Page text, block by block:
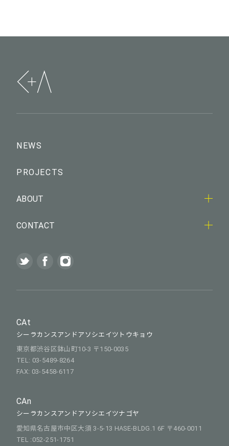
NEWS
PROJECTS
ABOUT
CONTACT
CAt
シーラカンスアンドアソシエイツトウキョウ
東京都渋谷区鉢山町10-3 〒150-0035
TEL: 03-5489-8264
FAX: 03-5458-6117
CAn
シーラカンスアンドアソシエイツナゴヤ
愛知県名古屋市中区大須 3-5-13 HASE-BLDG.1 6F 〒460-0011
TEL :052-251-1751